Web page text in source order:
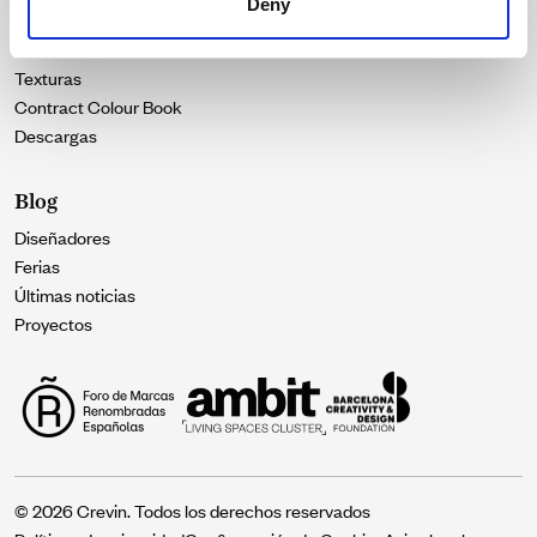
Catálogos
Texturas
Contract Colour Book
Descargas
Blog
Diseñadores
Ferias
Últimas noticias
Proyectos
© 2026 Crevin. Todos los derechos reservados